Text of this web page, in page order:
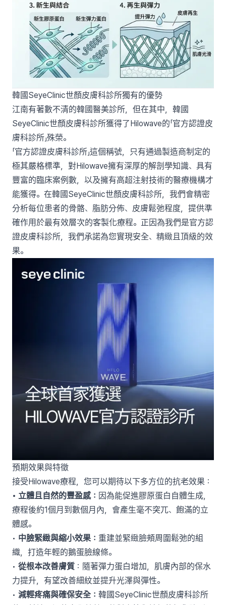
韓國SeyeClinic世顏皮膚科診所獨有的優勢
江南有著數不清的韓國醫美診所，但在其中，韓國
SeyeClinic世顏皮膚科診所獲得了Hilowave的「官方認證皮
膚科診所」殊榮。
「官方認證皮膚科診所」這個稱號，只有通過製造商制定的
極其嚴格標準，對Hilowave擁有深厚的解剖學知識、具有
豐富的臨床案例數，以及擁有高超注射技術的醫療機構才
能獲得。在韓國SeyeClinic世顏皮膚科診所，我們會精密
分析每位患者的骨骼、脂肪分佈、皮膚鬆弛程度，提供準
確作用於最有效層次的客製化療程。正因為我們是官方認
證皮膚科診所，我們承諾為您實現安全、精緻且頂級的效
果。
預期效果與特徵
接受Hilowave療程，您可以期待以下多方位的抗老效果：
• 立體且自然的豐盈感： 因為能促進膠原蛋白自體生成，
療程後約1個月到數個月內，會產生毫不突兀、飽滿的立
體感。
• 中臉緊緻與縮小效果： 重建並緊緻臉頰周圍鬆弛的組
織，打造年輕的鵝蛋臉線條。
• 從根本改善膚質 ：隨著彈力蛋白增加，肌膚內部的保水
力提升，有望改善細紋並提升光澤與彈性。
• 減輕疼痛與確保安全： 韓國SeyeClinic世顏皮膚科診所